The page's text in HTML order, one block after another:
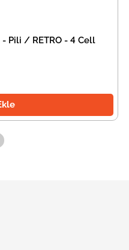
- Pili / RETRO - 4 Cell